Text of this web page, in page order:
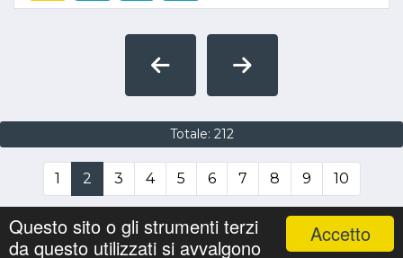
Accetto
Questo sito o gli strumenti terzi
da questo utilizzati si avvalgono
Totale: 212
1 2 3 4 5 6 7 8 9 10